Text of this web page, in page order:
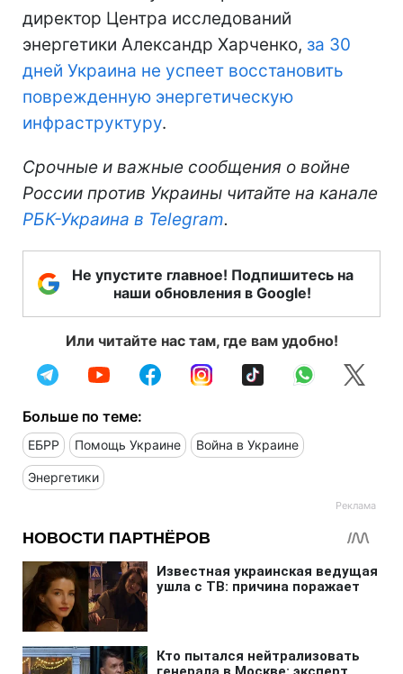
директор Центра исследований
энергетики Александр Харченко, за 30
дней Украина не успеет восстановить
поврежденную энергетическую
инфраструктуру.
Срочные и важные сообщения о войне
России против Украины читайте на канале
РБК-Украина в Telegram.
Не упустите главное! Подпишитесь на
наши обновления в Google!
Или читайте нас там, где вам удобно!
Больше по теме:
ЕБРР Помощь Украине Война в Украине
Энергетики